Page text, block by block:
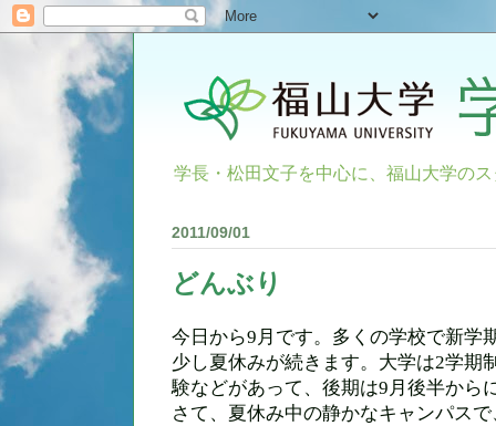
学長・松田文子を中心に、福山大学の
2011/09/01
どんぶり
今日から9 月です。多くの学校で新学
少し夏休みが続きます。大学は2学期
験などがあって、後期は9 月後半から
さて、夏休み中の静かなキャンパス